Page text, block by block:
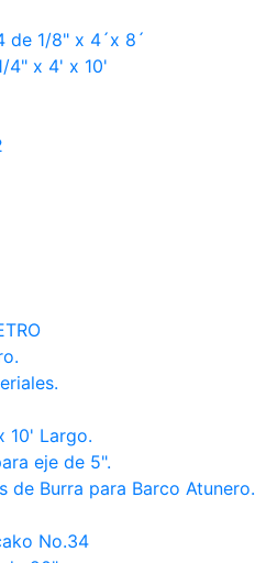
de 1/8" x 4´x 8´
4" x 4' x 10'
10' Largo.
eje de 5".
de Burra para Barco Atunero.
No.34